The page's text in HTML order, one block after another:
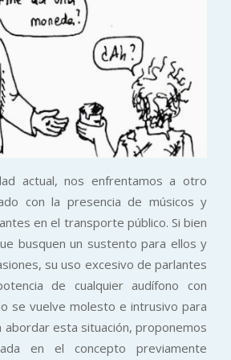
actual, nos enfrentamos a otro
con la presencia de músicos y
en el transporte público. Si bien
busquen un sustento para ellos y
su uso excesivo de parlantes
de cualquier audífono con
se vuelve molesto e intrusivo para
abordar esta situación, proponemos
en el concepto previamente